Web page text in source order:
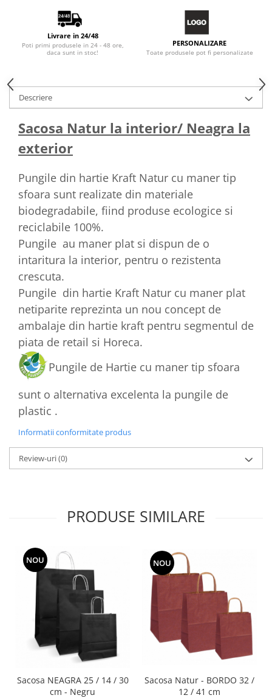
Livrare in 24/48
Poti primi produsele in 24 - 48 ore,
daca sunt in stoc!
PERSONALIZARE
Toate produsele pot fi personalizate
Descriere
Sacosa Natur la interior/ Neagra la
exterior
Pungile din hartie Kraft Natur cu maner tip
sfoara sunt realizate din materiale
biodegradabile, fiind produse ecologice si
reciclabile 100%.
Pungile au maner plat si dispun de o
intaritura la interior, pentru o rezistenta
crescuta.
Pungile din hartie Kraft Natur cu maner plat
netiparite reprezinta un nou concept de
ambalaje din hartie kraft pentru segmentul de
piata de retail si Horeca.
Pungile de Hartie cu maner tip sfoara
sunt o alternativa excelenta la pungile de
plastic .
Informatii conformitate produs
Review-uri(0)
PRODUSE SIMILARE
NOU
Sacosa NEAGRA 25 / 14 / 30
cm - Negru
NOU
Sacosa Natur - BORDO 32 /
12 / 41 cm